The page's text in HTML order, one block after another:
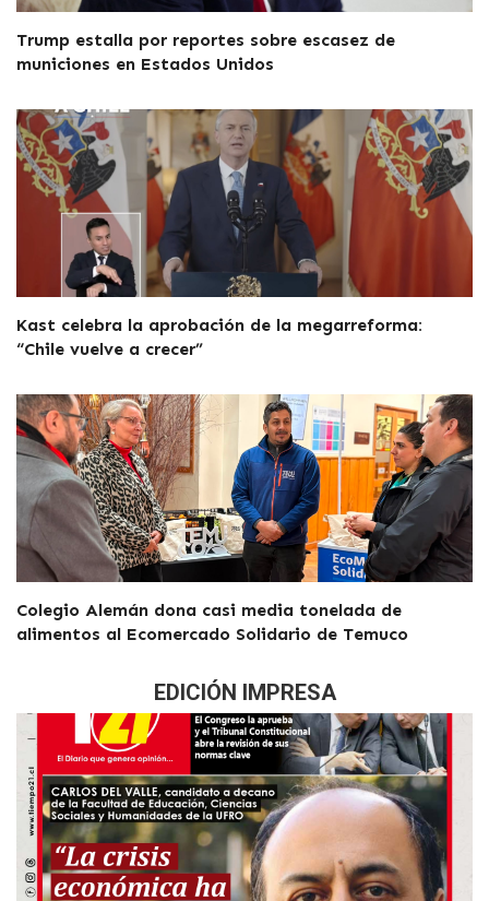
Trump estalla por reportes sobre escasez de
municiones en Estados Unidos
Kast celebra la aprobación de la megarreforma:
“Chile vuelve a crecer”
Colegio Alemán dona casi media tonelada de
alimentos al Ecomercado Solidario de Temuco
EDICIÓN IMPRESA